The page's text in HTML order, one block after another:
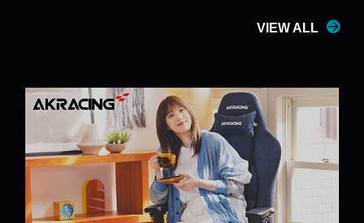
VIEW ALL